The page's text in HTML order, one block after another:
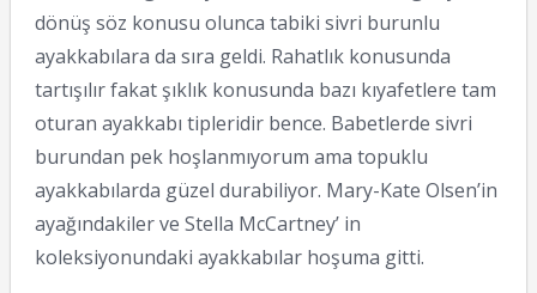
dönüş söz konusu olunca tabiki sivri burunlu
ayakkabılara da sıra geldi. Rahatlık konusunda
tartışılır fakat şıklık konusunda bazı kıyafetlere tam
oturan ayakkabı tipleridir bence. Babetlerde sivri
burundan pek hoşlanmıyorum ama topuklu
ayakkabılarda güzel durabiliyor. Mary-Kate Olsen’in
ayağındakiler ve Stella McCartney’ in
koleksiyonundaki ayakkabılar hoşuma gitti.